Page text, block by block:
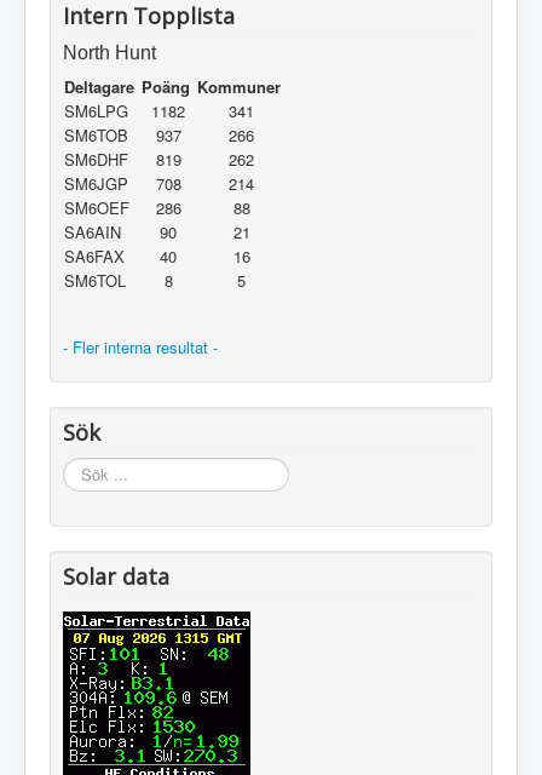
Intern Topplista
North Hunt
Deltagare Poäng Kommuner
SM6LPG
1182
341
SM6TOB
937
266
SM6DHF
819
262
SM6JGP
708
214
SM6OEF
286
88
SA6AIN
90
21
SA6FAX
40
16
SM6TOL
8 5
- Fler interna resultat -
Sök
Sök
...
Solar data